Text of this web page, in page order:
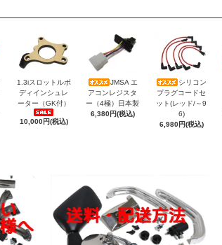
1.3iスロットルボ
ディインシュレ
ーター（GK付）
10,000円(税込)
JMSA エ
アコンレジスタ
ー（4極）日本製
6,380円(税込)
シリコン
プラグコードセ
ット(レッド/～9
6)
6,980円(税込)